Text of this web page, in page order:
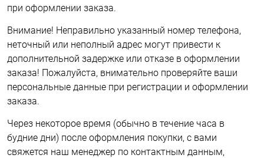
при оформлении заказа.
Внимание! Неправильно указанный номер телефона,
неточный или неполный адрес могут привести к
дополнительной задержке или отказе в оформлении
заказа! Пожалуйста, внимательно проверяйте ваши
персональные данные при регистрации и оформлении
заказа.
Через некоторое время (обычно в течение часа в
будние дни) после оформления покупки, с вами
свяжется наш менеджер по контактным данным,